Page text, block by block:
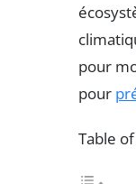
pour
pour
Table